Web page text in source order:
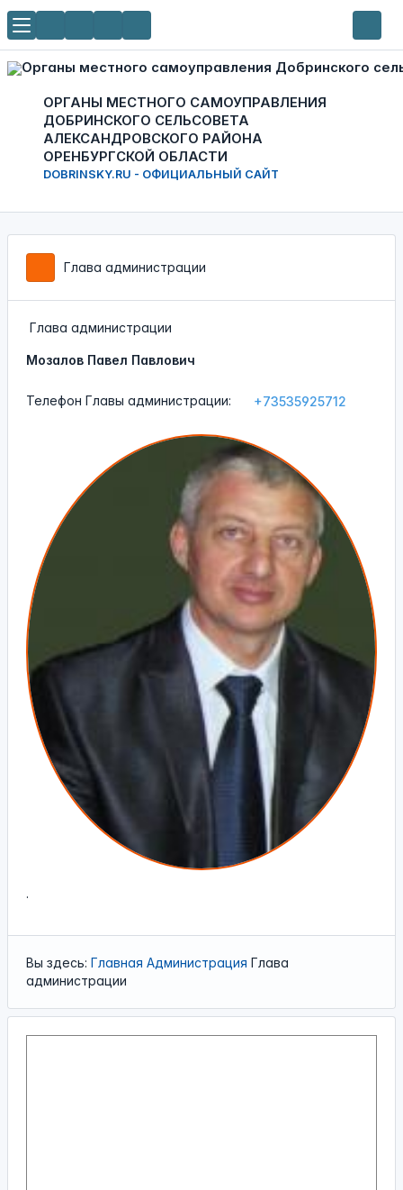
ОРГАНЫ МЕСТНОГО САМОУПРАВЛЕНИЯ
ДОБРИНСКОГО СЕЛЬСОВЕТА
АЛЕКСАНДРОВСКОГО РАЙОНА
ОРЕНБУРГСКОЙ ОБЛАСТИ
DOBRINSKY.RU - ОФИЦИАЛЬНЫЙ САЙТ
Глава администрации
Глава администрации
Мозалов Павел Павлович
Телефон Главы администрации: +73535925712
.
Вы здесь: Главная Администрация Глава
администрации